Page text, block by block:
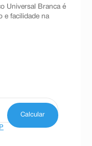
Universal Branca é
e facilidade na